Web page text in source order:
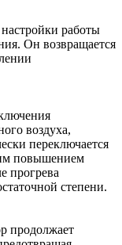
работы
Он возвращается
воздуха,
переключается
повышением
прогрева
степени.
продолжает